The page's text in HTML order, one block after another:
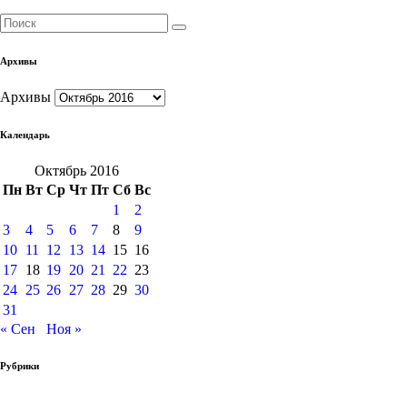
Архивы
Архивы
Календарь
Октябрь 2016
Пн Вт Ср Чт Пт Сб Вс
1
2
3
4 5 6 7 8
9
10 11 12 13 14 15 16
17 18 19 20 21 22 23
24 25 26 27 28 29 30
31
« Сен
Ноя »
Рубрики